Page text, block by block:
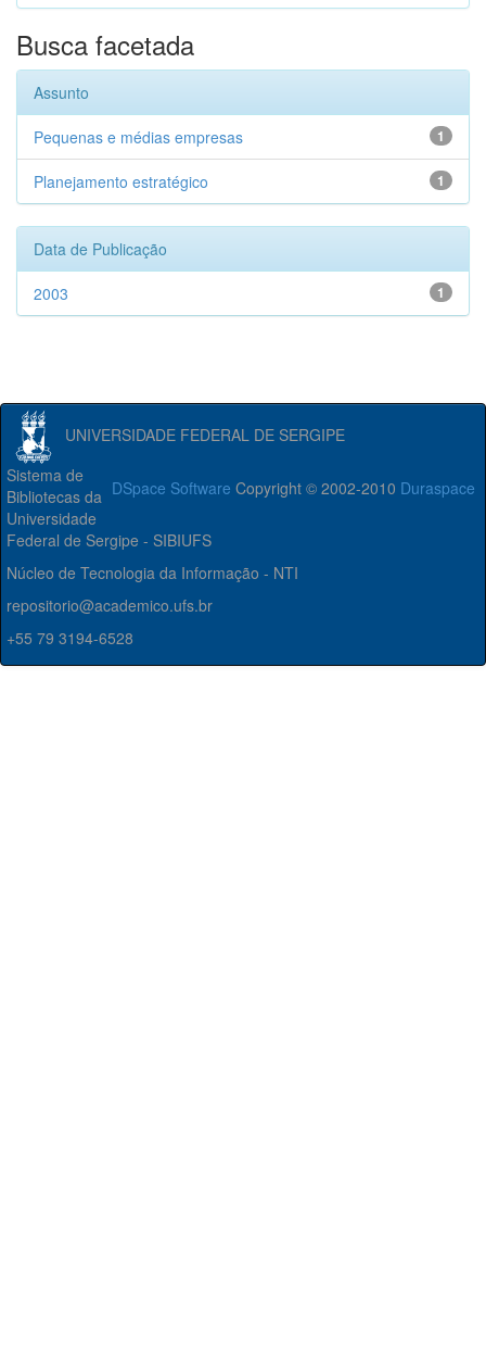
Busca facetada
Assunto
1
Pequenas e médias empresas
1
Planejamento estratégico
Data de Publicação
1
2003
UNIVERSIDADE FEDERAL DE SERGIPE
DSpace Software Copyright © 2002-2010 Duraspace
Sistema de
Bibliotecas da
Universidade
Federal de Sergipe - SIBIUFS
Núcleo de Tecnologia da Informação - NTI
repositorio@academico.ufs.br
+55 79 3194-6528